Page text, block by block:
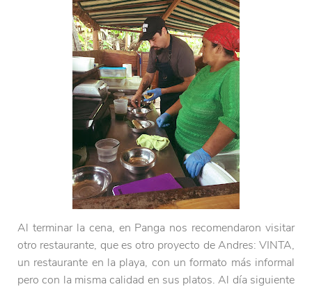
Al terminar la cena, en Panga nos recomendaron visitar
otro restaurante, que es otro proyecto de Andres: VINTA,
un restaurante en la playa, con un formato más informal
pero con la misma calidad en sus platos. Al día siguiente